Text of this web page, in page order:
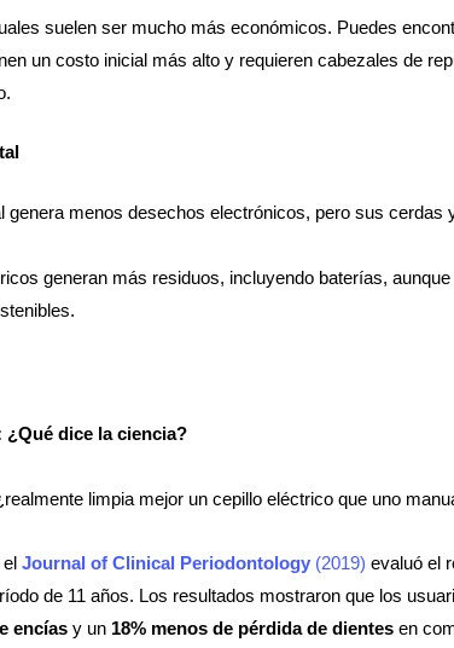
suelen ser mucho más económicos. Puedes
un costo inicial más alto y requieren cabezales de
genera menos desechos electrónicos, pero sus
generan más residuos, incluyendo baterías,
¿Qué dice la ciencia?
limpia mejor un cepillo eléctrico que uno
el Journal of Clinical Periodontology (2019) evaluó el
de 11 años. Los resultados mostraron que los
encías y un 18% menos de pérdida de dientes en